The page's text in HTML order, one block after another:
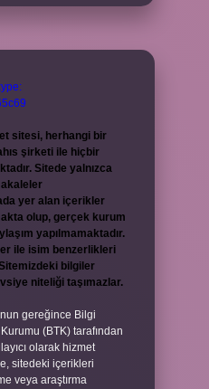
sitesi, herhangi bir
şirketi ile hiçbir
Sitede yalnızca
yer alan içerikler
olup, gerçek kurum
yapılmamaktadır.
ile isim benzerlikleri
bilgiler
niteliği taşımazlar.
gereğince Bilgi
(BTK) tarafından
olarak hizmet
sitedeki içerikleri
veya araştırma